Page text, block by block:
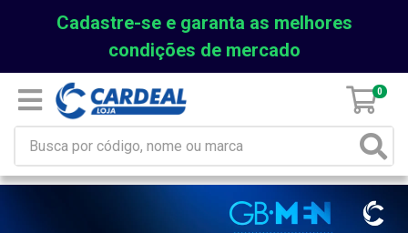
Cadastre-se e garanta as melhores
condições de mercado
0